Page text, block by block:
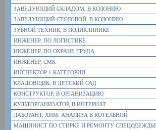
ЗАВЕДУЮЩИЙ СКЛАДОМ, В КОЛОНИЮ
ЗАВЕДУЮЩИЙ СТОЛОВОЙ, В КОЛОНИЮ
ЗУБНОЙ ТЕХНИК, В ПОЛИКЛИНИКЕ
ИНЖЕНЕР, ПО ЛОГИСТИКЕ
ИНЖЕНЕР, ПО ОХРАНЕ ТРУДА
ИНЖЕНЕР, СМК
ИНСПЕКТОР 1 КАТЕГОРИИ
КЛАДОВЩИК, В ДЕТСКИЙ САД
КОНСТРУКТОР, В ОРГАНИЗАЦИЮ
КУЛЬТОРГАНИЗАТОР, В ИНТЕРНАТ
ЛАБОРАНТ, ХИМ. АНАЛИЗА В КОТЕЛЬНОЙ
МАШИНИСТ ПО СТИРКЕ И РЕМОНТУ СПЕЦОДЕЖДЫ,